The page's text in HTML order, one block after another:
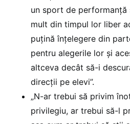
un sport de
mult din timpul lor liber
puțină înțelegere din
pentru alegerile lor și
altceva decât să-i
direcții pe elevi”.
„N-ar trebui să privim
privilegiu, ar trebui să-l